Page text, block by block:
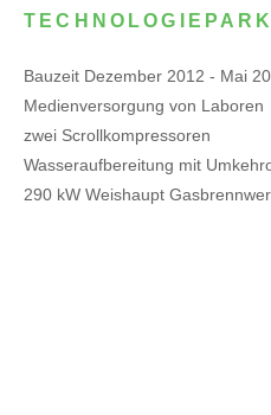
TECHNOLOGIEPARK
Bauzeit Dezember 2012 - Mai
Medienversorgung von Laboren
zwei Scrollkompressoren
Wasseraufbereitung mit
290 kW Weishaupt